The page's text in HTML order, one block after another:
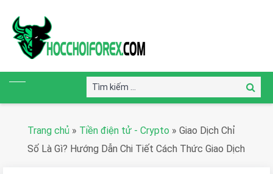
Tìm
kiếm:
Tìm
kiếm
Trang chủ » Tiền điện tử - Crypto » Giao Dịch Chỉ
Số Là Gì? Hướng Dẫn Chi Tiết Cách Thức Giao Dịch